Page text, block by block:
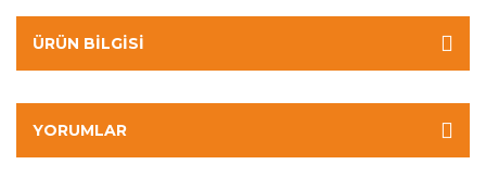
ÜRÜN BILGISI
YORUMLAR